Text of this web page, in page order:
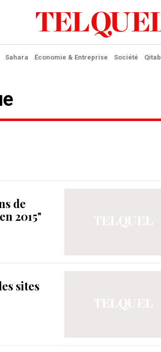
Sahara Économie & Entreprise Société Qitab
de
2015"
sites